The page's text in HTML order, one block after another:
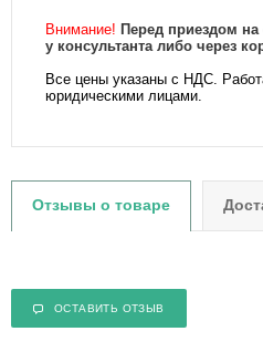
Внимание! Перед приездом
у консультанта либо через
Все цены указаны с НДС.
юридическими лицами.
Отзывы о товаре
ОСТАВИТЬ ОТЗЫВ